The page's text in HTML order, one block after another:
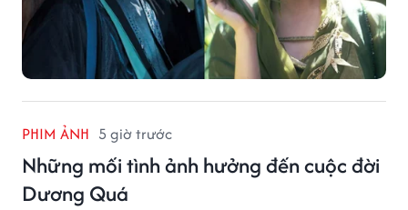
PHIM ẢNH 5 giờ trước
Những mối tình ảnh hưởng đến cuộc đời
Dương Quá